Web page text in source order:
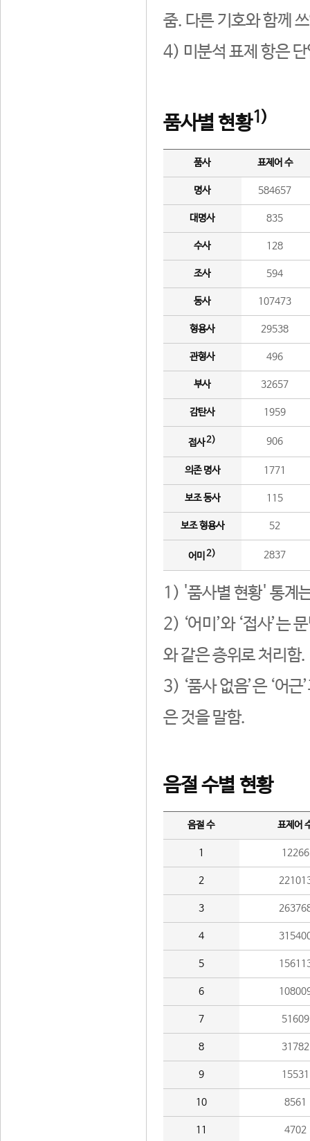
줌. 다른 기호와 함께
4) 미분석 표제 항은
품사별 현황1)
품사 표제어 수
명사 584657
대명사 835
수사 128
조사 594
동사 107473
형용사 29538
관형사 496
부사 32657
감탄사 1959
접사2) 906
의존 명사 1771
보조 동사 115
보조 형용사 52
어미 2) 2837
1) '품사별 현황' 통계
2) ‘어미’와 ‘접사’는
와 같은 층위로 처리함.
3) ‘품사 없음’은 ‘어
은 것을 말함.
음절 수별 현황
음절 수 표제어
1 12266
2
3
4
5
6
7 51609
8 31782
9 15531
10 8561
11 4702